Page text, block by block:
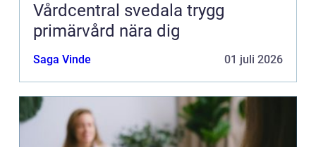
Vårdcentral svedala trygg
primärvård nära dig
Saga Vinde 01 juli 2026